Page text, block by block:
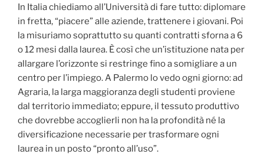
In Italia chiediamo all’Università di fare tutto: diplomare
in fretta, “piacere” alle aziende, trattenere i giovani. Poi
la misuriamo soprattutto su quanti contratti sforna a 6
o 12 mesi dalla laurea. È così che un’istituzione nata per
allargare l’orizzonte si restringe fino a somigliare a un
centro per l’impiego. A Palermo lo vedo ogni giorno: ad
Agraria, la larga maggioranza degli studenti proviene
dal territorio immediato; eppure, il tessuto produttivo
che dovrebbe accoglierli non ha la profondità né la
diversificazione necessarie per trasformare ogni
laurea in un posto “pronto all’uso”.